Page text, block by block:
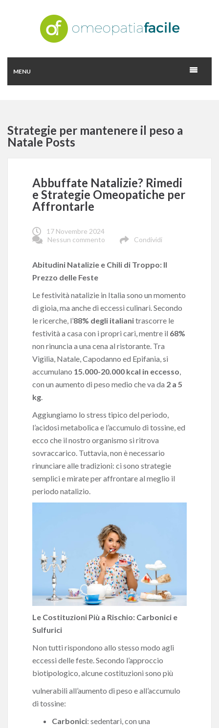
MENU
Strategie per mantenere il peso a
Natale Posts
Abbuffate Natalizie? Rimedi
e Strategie Omeopatiche per
Affrontarle
17 Novembre 2024
Nessun commento
Condividi
Abitudini Natalizie e Chili di Troppo: Il
Prezzo delle Feste
Le festività natalizie in Italia sono un momento
di gioia, ma anche di eccessi culinari. Secondo
le ricerche, l’88% degli italianitrascorre le
festività a casa con i propri cari, mentre il 68%
non rinuncia a una cena al ristorante. Tra
Vigilia, Natale, Capodanno ed Epifania, si
accumulano 15.000-20.000 kcal in eccesso,
con un aumento di peso medio che va da 2 a 5
kg.
Aggiungiamo lo stress tipico del periodo,
l’acidosi metabolica e l’accumulo di tossine, ed
ecco che il nostro organismo si ritrova
sovraccarico. Tuttavia, non è necessario
rinunciare alle tradizioni: ci sono strategie
semplici e mirate per affrontare al meglio il
periodo natalizio.
Le Costituzioni Più a Rischio: Carbonici e
Sulfurici
Non tutti rispondono allo stesso modo agli
eccessi delle feste. Secondo l’approccio
biotipologico, alcune costituzioni sono più
vulnerabili all’aumento di peso e all’accumulo
di tossine:
Carbonici: sedentari, con una